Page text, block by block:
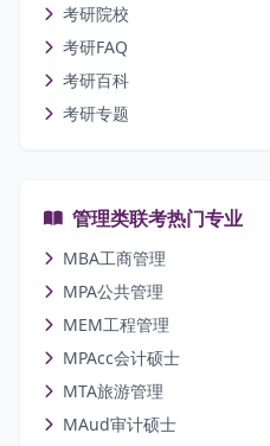
考研院校
考研FAQ
考研百科
考研专题
管理类联考热门专业
MBA工商管理
MPA公共管理
MEM工程管理
MPAcc会计硕士
MTA旅游管理
MAud审计硕士